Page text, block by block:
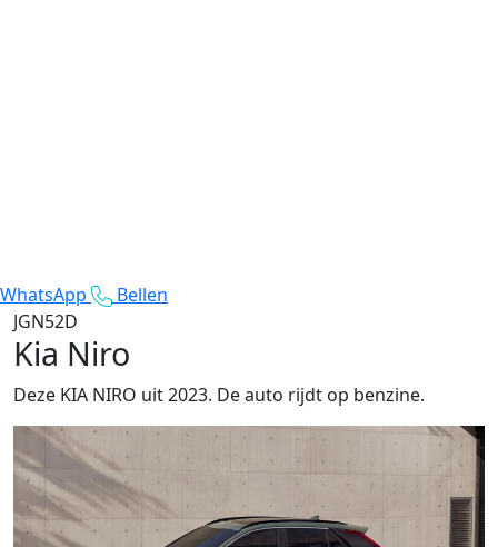
WhatsApp
Bellen
JGN52D
Kia Niro
Deze KIA NIRO uit 2023. De auto rijdt op benzine.